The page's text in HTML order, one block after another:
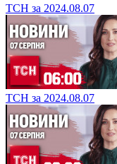
ТСН за 2024.08.07
ТСН за 2024.08.07